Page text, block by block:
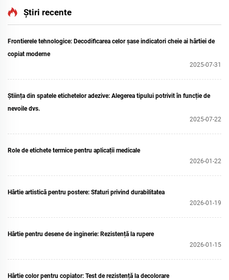
Știri recente
Frontierele tehnologice: Decodificarea celor șase indicatori cheie ai hârtiei de
copiat moderne
2025-07-31
Știința din spatele etichetelor adezive: Alegerea tipului potrivit în funcție de
nevoile dvs.
2025-07-22
Role de etichete termice pentru aplicații medicale
2026-01-22
Hârtie artistică pentru postere: Sfaturi privind durabilitatea
2026-01-19
Hârtie pentru desene de inginerie: Rezistență la rupere
2026-01-15
Hârtie color pentru copiator: Test de rezistență la decolorare